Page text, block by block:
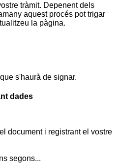
tràmit. Depenent dels
aquest procés pot trigar
la pàgina.
s'haurà de signar.
dades
document i registrant el vostre
segons...